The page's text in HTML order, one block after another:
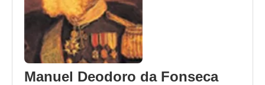
Manuel Deodoro da Fonseca